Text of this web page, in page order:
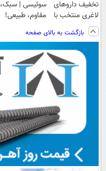
تخفیف داروهای
لاغری منتخب با
ارسال از
داروخانه نزدیکت
سوئیسی | سبک،
مقاوم، طبیعی!
رایگان+پرداخت
اقساطی😍
بازگشت به بالای صفحه